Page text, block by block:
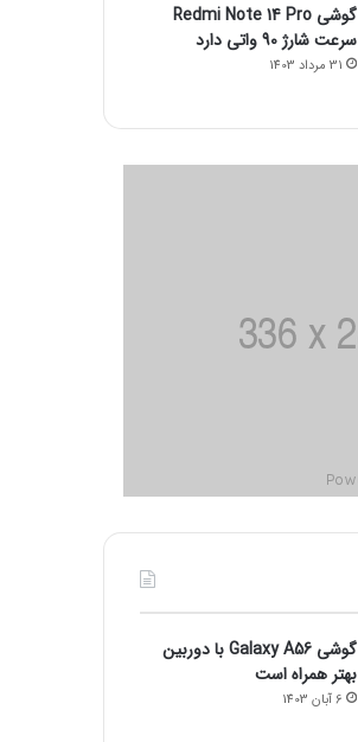
گوشی Redmi Note 14 Pro
سرعت شارژ 90 واتی دارد
31 مرداد 1403
گوشی Galaxy A56 با دوربین
بهتر همراه است
6 آبان 1403